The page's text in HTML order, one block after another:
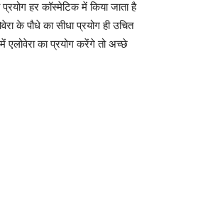
हर कॉस्मेटिक में किया जाता है
के पौधे का सीधा प्रयोग ही उचित
एलोवेरा का प्रयोग करेंगे तो अच्छे